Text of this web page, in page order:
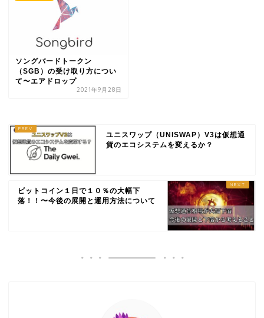
ソングバードトークン
（SGB）の受け取り方につい
て〜エアドロップ
2021年9月28日
ユニスワップ（UNISWAP）V3は仮想通
貨のエコシステムを変えるか？
ビットコイン１日で１０％の大幅下
落！！〜今後の展開と運用方法について